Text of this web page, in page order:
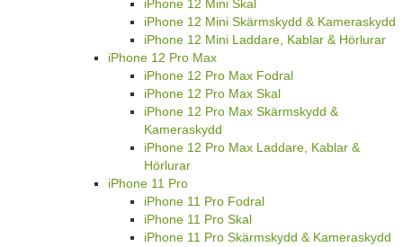
iPhone 12 Mini Skal
iPhone 12 Mini Skärmskydd & Kameraskydd
iPhone 12 Mini Laddare, Kablar & Hörlurar
iPhone 12 Pro Max
iPhone 12 Pro Max Fodral
iPhone 12 Pro Max Skal
iPhone 12 Pro Max Skärmskydd &
Kameraskydd
iPhone 12 Pro Max Laddare, Kablar &
Hörlurar
iPhone 11 Pro
iPhone 11 Pro Fodral
iPhone 11 Pro Skal
iPhone 11 Pro Skärmskydd & Kameraskydd